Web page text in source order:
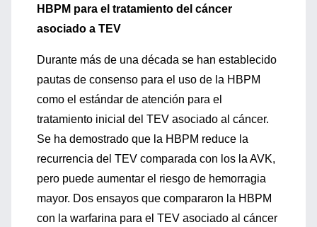
HBPM para el tratamiento del cáncer
asociado a TEV
Durante más de una década se han establecido
pautas de consenso para el uso de la HBPM
como el estándar de atención para el
tratamiento inicial del TEV asociado al cáncer.
Se ha demostrado que la HBPM reduce la
recurrencia del TEV comparada con los la AVK,
pero puede aumentar el riesgo de hemorragia
mayor. Dos ensayos que compararon la HBPM
con la warfarina para el TEV asociado al cáncer